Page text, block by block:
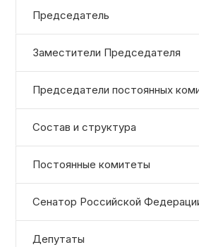
Председатель
Заместители Председателя
Председатели постоянных
Состав и структура
Постоянные комитеты
Сенатор Российской
Депутаты